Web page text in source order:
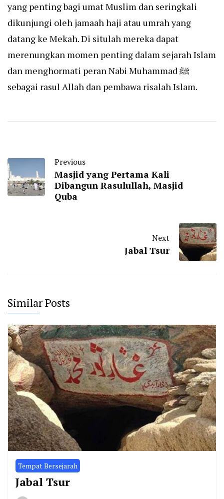
yang penting bagi umat Muslim dan seringkali
dikunjungi oleh jamaah haji atau umrah yang
datang ke Mekah. Di situlah mereka dapat
merenungkan momen penting dalam sejarah Islam
dan menghormati peran Nabi Muhammad ﷺ
sebagai rasul Allah dan pembawa risalah Islam.
Previous
Masjid yang Pertama Kali
Dibangun Rasulullah, Masjid
Quba
Next
Jabal Tsur
Similar Posts
Tempat Bersejarah
Jabal Tsur